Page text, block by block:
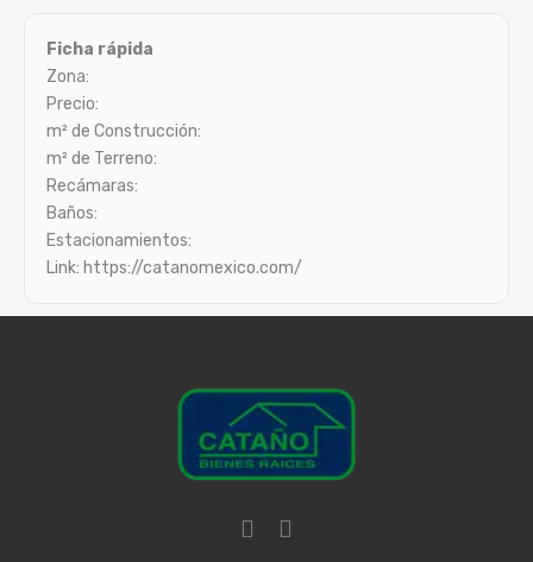
Ficha rápida
Zona:
Precio:
m² de Construcción:
m² de Terreno:
Recámaras:
Baños:
Estacionamientos:
Link: https://catanomexico.com/